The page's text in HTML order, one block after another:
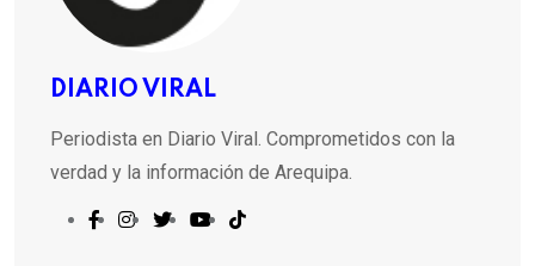
DIARIO VIRAL
Periodista en Diario Viral. Comprometidos con la
verdad y la información de Arequipa.